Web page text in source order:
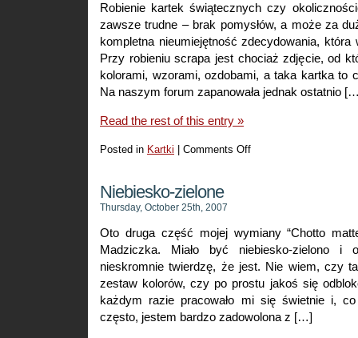
Robienie kartek świątecznych czy
zawsze trudne – brak pomysłów, a może za
kompletna nieumiejętność zdecydowania, która
Przy robieniu scrapa jest chociaż zdjęcie, od
kolorami, wzorami, ozdobami, a taka kartka to
Na naszym forum zapanowała jednak ostatnio
Read the rest of this entry »
Posted in Kartki Comments Offon
Niebiesko-zielone
Thursday, October 25th, 2007
Oto druga część mojej wymiany “Chotto
Madziczka. Miało być niebiesko-zielono i
nieskromnie twierdzę, że jest. Nie wiem, czy
zestaw kolorów, czy po prostu jakoś się
każdym razie pracowało mi się świetnie i,
często, jestem bardzo zadowolona z […]